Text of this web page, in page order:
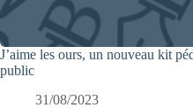
J’aime les ours, un nouveau kit
public
31/08/2023